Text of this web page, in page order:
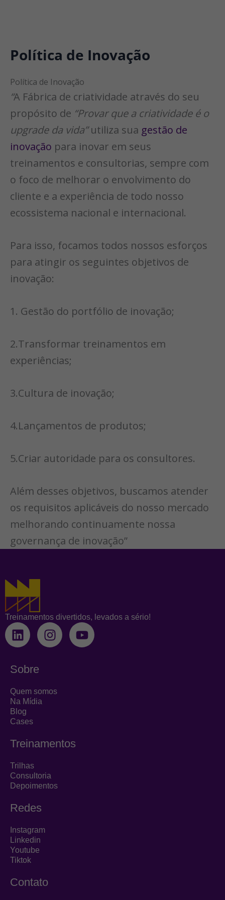
Política de Inovação
Política de Inovação
“A Fábrica de criatividade através do seu
propósito de “Provar que a criatividade é o
upgrade da vida”utiliza sua gestão de
inovação para inovar em seus
treinamentos e consultorias, sempre com
o foco de melhorar o envolvimento do
cliente e a experiência de todo nosso
ecossistema nacional e internacional.
Para isso, focamos todos nossos esforços
para atingir os seguintes objetivos de
inovação:
1. Gestão do portfólio de inovação;
2.Transformar treinamentos em
experiências;
3.Cultura de inovação;
4.Lançamentos de produtos;
5.Criar autoridade para os consultores.
Além desses objetivos, buscamos atender
os requisitos aplicáveis do nosso mercado
melhorando continuamente nossa
governança de inovação”
Treinamentos divertidos, levados a sério!
L
i
n
k
e
d
i
n
I
n
s
g
Y
o
u
Sobre
Quem somos
Na Mídia
Blog
Cases
Treinamentos
Trilhas
Consultoria
Depoimentos
Redes
Instagram
Linkedin
Youtube
Tiktok
Contato